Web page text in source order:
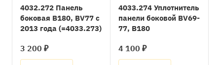
4032.272 Панель
боковая B180, BV77 с
2013 года (=4033.273)
3 200 ₽
4033.274 Уплотнитель
панели боковой BV69-
77, B180
4 100 ₽